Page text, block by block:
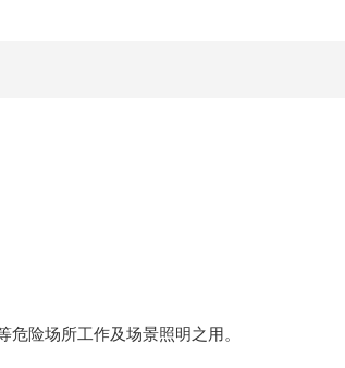
险场所工作及场景照明之用。